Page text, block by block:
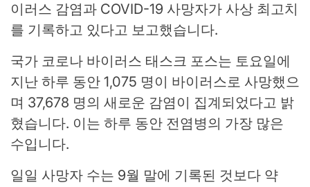
이러스 감염과 COVID-19 사망자가 사상 최고치
를 기록하고 있다고 보고했습니다.
국가 코로나 바이러스 태스크 포스는 토요일에
지난 하루 동안 1,075 명이 바이러스로 사망했으
며 37,678 명의 새로운 감염이 집계되었다고 밝
혔습니다. 이는 하루 동안 전염병의 가장 많은
수입니다.
일일 사망자 수는 9월 말에 기록된 것보다 약